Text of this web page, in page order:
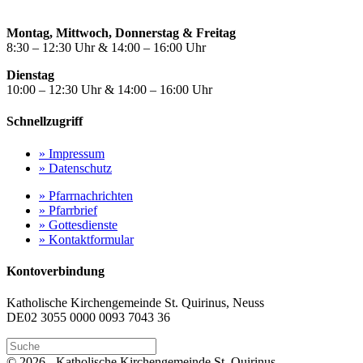
Montag, Mittwoch, Donnerstag & Freitag
8:30 – 12:30 Uhr & 14:00 – 16:00 Uhr
Dienstag
10:00 – 12:30 Uhr & 14:00 – 16:00 Uhr
Schnellzugriff
» Impressum
» Datenschutz
» Pfarrnachrichten
» Pfarrbrief
» Gottesdienste
» Kontaktformular
Kontoverbindung
Katholische Kirchengemeinde St. Quirinus, Neuss
DE02 3055 0000 0093 7043 36